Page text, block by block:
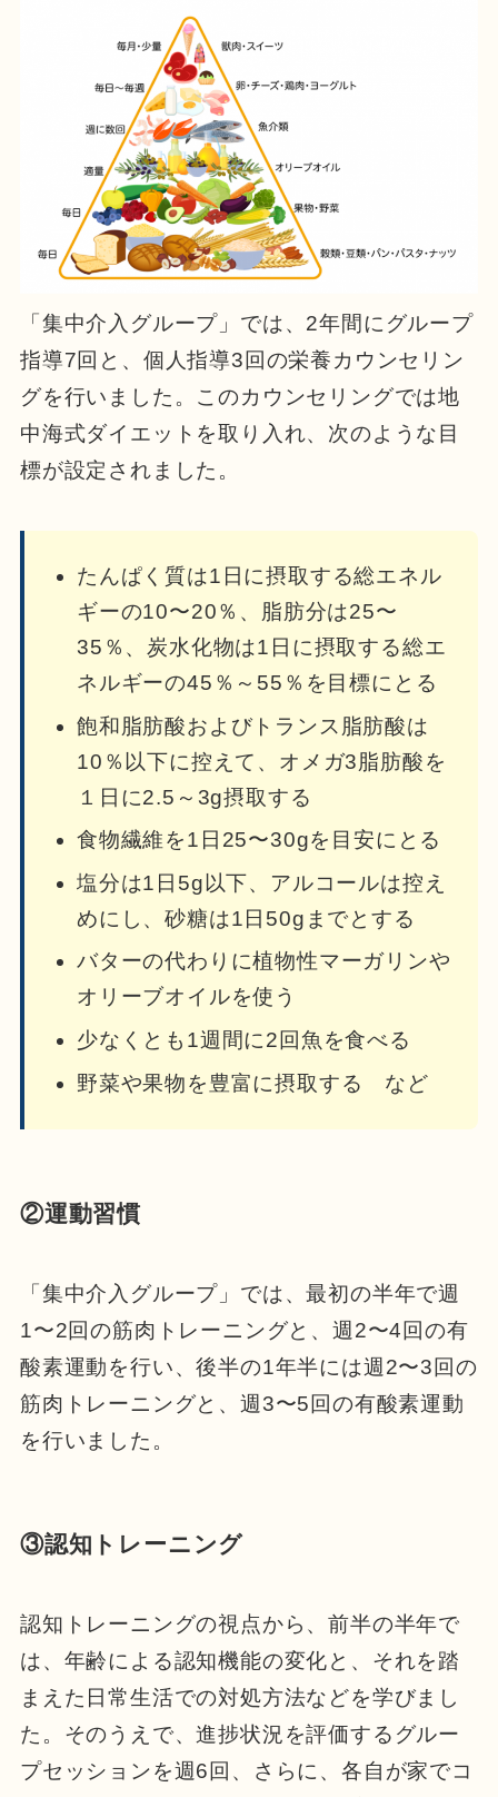
「集中介入グループ」では、2年間にグループ
指導7回と、個人指導3回の栄養カウンセリン
グを行いました。このカウンセリングでは地
中海式ダイエットを取り入れ、次のような目
標が設定されました。
たんぱく質は1日に摂取する総エネル
ギーの10〜20％、脂肪分は25〜
35％、炭水化物は1日に摂取する総エ
ネルギーの45％～55％を目標にとる
飽和脂肪酸およびトランス脂肪酸は
10％以下に控えて、オメガ3脂肪酸を
１日に2.5～3g摂取する
食物繊維を1日25〜30gを目安にとる
塩分は1日5g以下、アルコールは控え
めにし、砂糖は1日50gまでとする
バターの代わりに植物性マーガリンや
オリーブオイルを使う
少なくとも1週間に2回魚を食べる
野菜や果物を豊富に摂取する など
②運動習慣
「集中介入グループ」では、最初の半年で週
1〜2回の筋肉トレーニングと、週2〜4回の有
酸素運動を行い、後半の1年半には週2〜3回の
筋肉トレーニングと、週3〜5回の有酸素運動
を行いました。
③認知トレーニング
認知トレーニングの視点から、前半の半年で
は、年齢による認知機能の変化と、それを踏
まえた日常生活での対処方法などを学びまし
た。そのうえで、進捗状況を評価するグルー
プセッションを週6回、さらに、各自が家でコ